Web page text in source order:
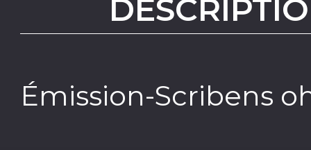
Émission-Scribens